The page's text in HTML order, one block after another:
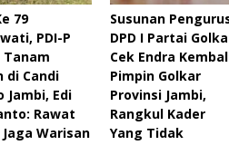
79
PDI-P
Tanam
di Candi
Jambi, Edi
Rawat
Jaga Warisan
Susunan
DPD I Partai
Cek Endra
Pimpin Golkar
Provinsi Jambi,
Rangkul Kader
Yang Tidak